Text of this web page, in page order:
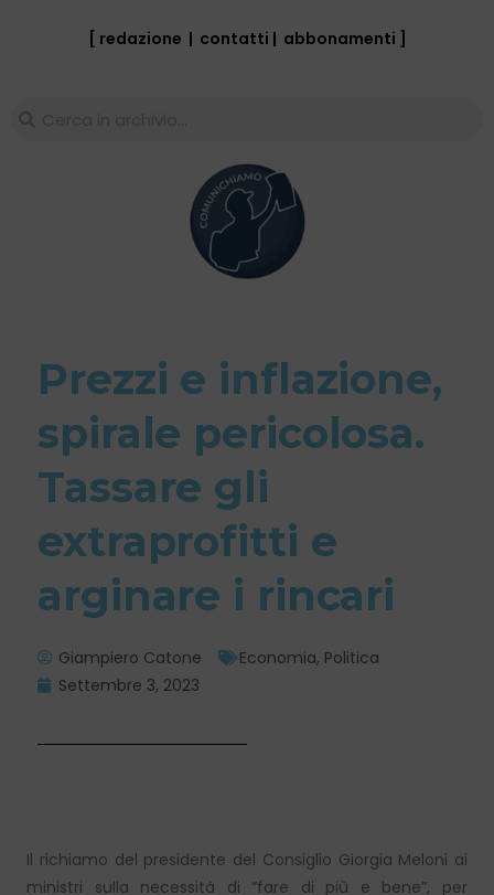
[ redazione | contatti | abbonamenti ]
Prezzi e inflazione,
spirale pericolosa.
Tassare gli
extraprofitti e
arginare i rincari
Giampiero Catone Economia, Politica
Settembre 3, 2023
Il richiamo del presidente del Consiglio Giorgia Meloni ai
ministri sulla necessità di “fare di più e bene”, per